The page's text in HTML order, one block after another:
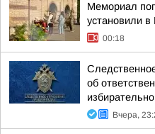
Мемориал
установили
00:18
об
Вчера,